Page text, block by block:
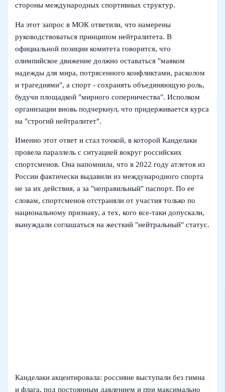
стороны международных спортивных структур.
На этот запрос в МОК ответили, что намерены
руководствоваться принципом нейтралитета. В
официальной позиции комитета говорится, что
олимпийское движение должно оставаться "маяком
надежды для мира, потрясенного конфликтами, расколом
и трагедиями", а спорт - сохранять объединяющую роль,
будучи площадкой "мирного соперничества". Исполком
организации вновь подчеркнул, что придерживается курса
на "строгий нейтралитет".
Именно этот ответ и стал точкой, в которой Канделаки
провела параллель с ситуацией вокруг российских
спортсменов. Она напомнила, что в 2022 году атлетов из
России фактически выдавили из международного спорта
не за их действия, а за "неправильный" паспорт. По ее
словам, спортсменов отстраняли от участия только по
национальному признаку, а тех, кого все‑таки допускали,
вынуждали соглашаться на жесткий "нейтральный" статус.
Канделаки акцентировала: россияне выступали без гимна
и флага, под постоянным давлением и при максимально